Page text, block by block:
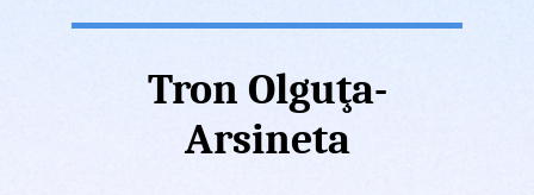
Tron Olguţa-
Arsineta